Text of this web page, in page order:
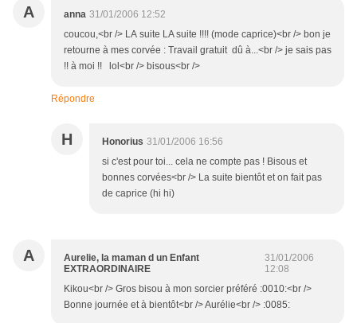
A anna 31/01/2006 12:52
coucou,<br /> LA suite LA suite !!!! (mode caprice)<br /> bon je
retourne à mes corvée : Travail gratuit dû à...<br /> je sais pas
!! à moi !! lol<br /> bisous<br />
Répondre
H Honorius 31/01/2006 16:56
si c'est pour toi... cela ne compte pas ! Bisous et
bonnes corvées<br /> La suite bientôt et on fait pas
de caprice (hi hi)
A
Aurelie, la maman d un Enfant
EXTRAORDINAIRE
31/01/2006
12:08
Kikou<br /> Gros bisou à mon sorcier préféré :0010:<br />
Bonne journée et à bientôt<br /> Aurélie<br /> :0085: